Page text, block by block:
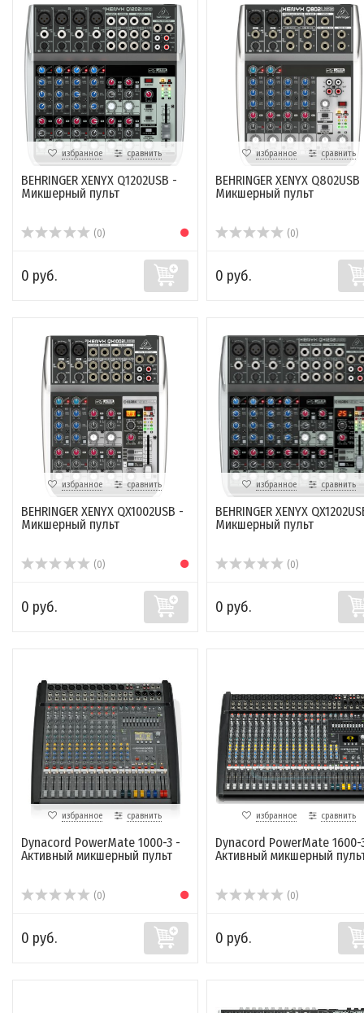
избранное сравнить
BEHRINGER XENYX Q1202USB -
Микшерный пульт
(0)
0 руб.
избранное сравнить
BEHRINGER XENYX Q802USB
Микшерный пульт
(0)
0 руб.
избранное сравнить
BEHRINGER XENYX QX1002USB -
Микшерный пульт
(0)
0 руб.
избранное сравнить
BEHRINGER XENYX
Микшерный пульт
(0)
0 руб.
избранное сравнить
Dynacord PowerMate 1000-3 -
Активный микшерный пульт
(0)
0 руб.
избранное сравнить
Dynacord PowerMate 1600-
Активный микшерный
(0)
0 руб.